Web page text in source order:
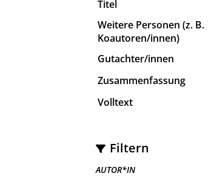
Titel
Weitere Personen (z. B.
Koautoren/innen)
Gutachter/innen
Zusammenfassung
Volltext
Filtern
AUTOR*IN